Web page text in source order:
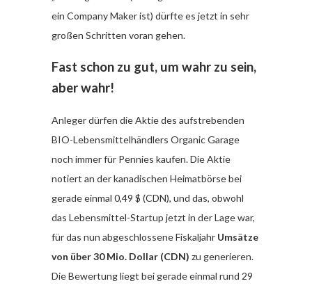
ein Company Maker ist) dürfte es jetzt in sehr
großen Schritten voran gehen.
Fast schon zu gut, um wahr zu sein,
aber wahr!
Anleger dürfen die Aktie des aufstrebenden
BIO-Lebensmittelhändlers Organic Garage
noch immer für Pennies kaufen. Die Aktie
notiert an der kanadischen Heimatbörse bei
gerade einmal 0,49 $ (CDN), und das, obwohl
das Lebensmittel-Startup jetzt in der Lage war,
für das nun abgeschlossene Fiskaljahr Umsätze
von über 30 Mio. Dollar (CDN) zu generieren.
Die Bewertung liegt bei gerade einmal rund 29